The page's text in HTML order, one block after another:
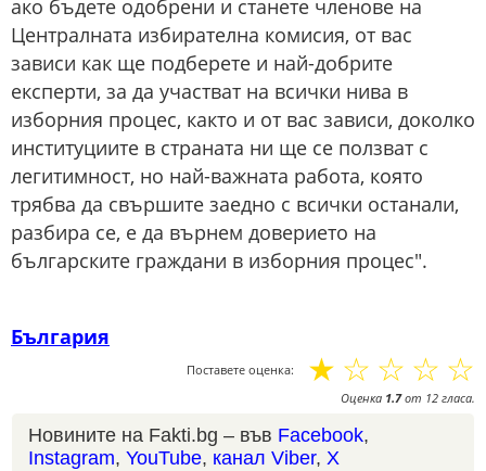
ако бъдете одобрени и станете членове на
Централната избирателна комисия, от вас
зависи как ще подберете и най-добрите
експерти, за да участват на всички нива в
изборния процес, както и от вас зависи, доколко
институциите в страната ни ще се ползват с
легитимност, но най-важната работа, която
трябва да свършите заедно с всички останали,
разбира се, е да върнем доверието на
българските граждани в изборния процес".
България
Поставете оценка: ☆
☆
☆
☆
☆
Оценка 1.7от 12 гласа.
Новините на Fakti.bg – във Facebook,
Instagram, YouTube, канал Viber, X